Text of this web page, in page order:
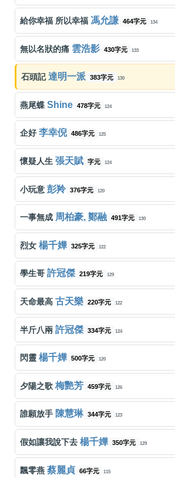
給你幸福 所以幸福 馮允謙 464字元 134
無以名狀的痛 雲浩影 430字元 133
石頭記達明一派 383字元 130
燕尾蝶 Shine 478字元 124
企好李幸倪 486字元 125
懷疑人生 張天賦 字元 124
小玩意 彭羚 376字元 120
一事無成 周柏豪, 鄭融 491字元 130
烈女 楊千嬅 325字元 122
學生哥 許冠傑 219字元 129
天命最高 古天樂 220字元 122
半斤八兩 許冠傑 334字元 124
閃靈 楊千嬅 500字元 120
夕陽之歌 梅艷芳 459字元 126
誰願放手 陳慧琳 344字元 123
假如讓我說下去 楊千嬅 350字元 129
飄零燕 蔡麗貞 66字元 115